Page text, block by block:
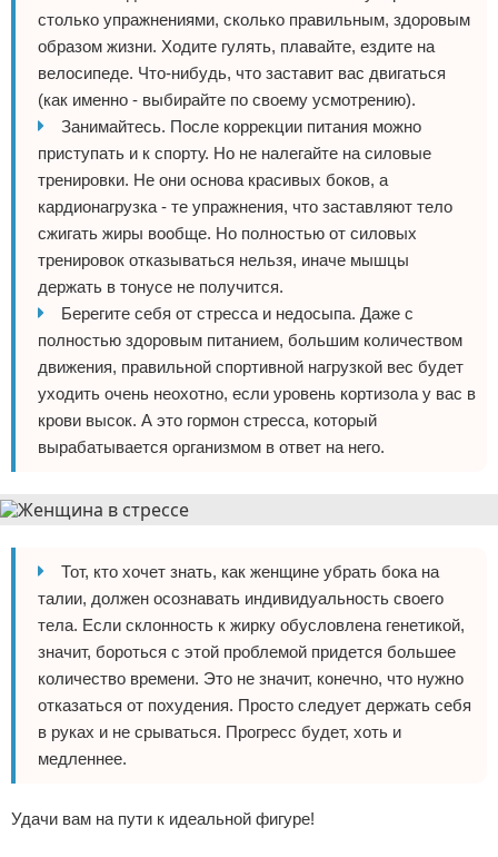
столько упражнениями, сколько правильным, здоровым
образом жизни. Ходите гулять, плавайте, ездите на
велосипеде. Что-нибудь, что заставит вас двигаться
(как именно - выбирайте по своему усмотрению).
Занимайтесь. После коррекции питания можно
приступать и к спорту. Но не налегайте на силовые
тренировки. Не они основа красивых боков, а
кардионагрузка - те упражнения, что заставляют тело
сжигать жиры вообще. Но полностью от силовых
тренировок отказываться нельзя, иначе мышцы
держать в тонусе не получится.
Берегите себя от стресса и недосыпа. Даже с
полностью здоровым питанием, большим количеством
движения, правильной спортивной нагрузкой вес будет
уходить очень неохотно, если уровень кортизола у вас в
крови высок. А это гормон стресса, который
вырабатывается организмом в ответ на него.
Тот, кто хочет знать, как женщине убрать бока на
талии, должен осознавать индивидуальность своего
тела. Если склонность к жирку обусловлена генетикой,
значит, бороться с этой проблемой придется большее
количество времени. Это не значит, конечно, что нужно
отказаться от похудения. Просто следует держать себя
в руках и не срываться. Прогресс будет, хоть и
медленнее.
Удачи вам на пути к идеальной фигуре!